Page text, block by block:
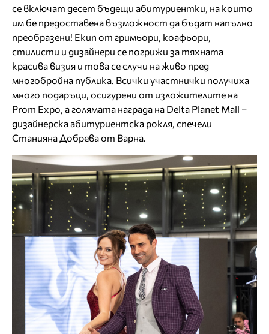
се включат десет бъдещи абитуриентки, на които
им бе предоставена възможност да бъдат напълно
преобразени! Екип от гримьори, коафьори,
стилисти и дизайнери се погрижи за тяхната
красива визия и това се случи на живо пред
многобройна публика. Всички участнички получиха
много подаръци, осигурени от изложителите на
Prom Expo, а голямата награда на Delta Planet Mall –
дизайнерска абитуриентска рокля, спечели
Станияна Добрева от Варна.